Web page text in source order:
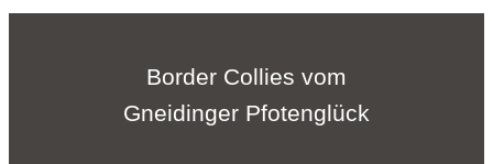
Border Collies vom
Gneidinger Pfotenglück